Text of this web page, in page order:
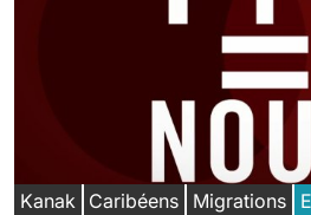
Kanak Caribéens Migrations